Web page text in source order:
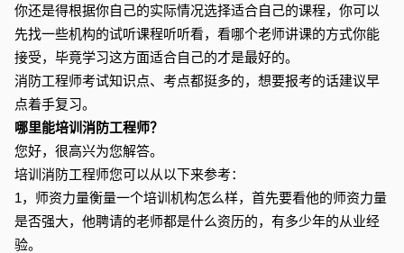
你还是得根据你自己的实际情况选择适合自己的课程，你可以
先找一些机构的试听课程听听看，看哪个老师讲课的方式你能
接受，毕竟学习这方面适合自己的才是最好的。
消防工程师考试知识点、考点都挺多的，想要报考的话建议早
点着手复习。
哪里能培训消防工程师？
您好，很高兴为您解答。
培训消防工程师您可以从以下来参考：
1，师资力量衡量一个培训机构怎么样，首先要看他的师资力量
是否强大，他聘请的老师都是什么资历的，有多少年的从业经
验。